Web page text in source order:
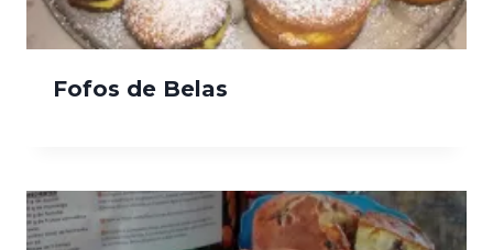
Fofos de Belas